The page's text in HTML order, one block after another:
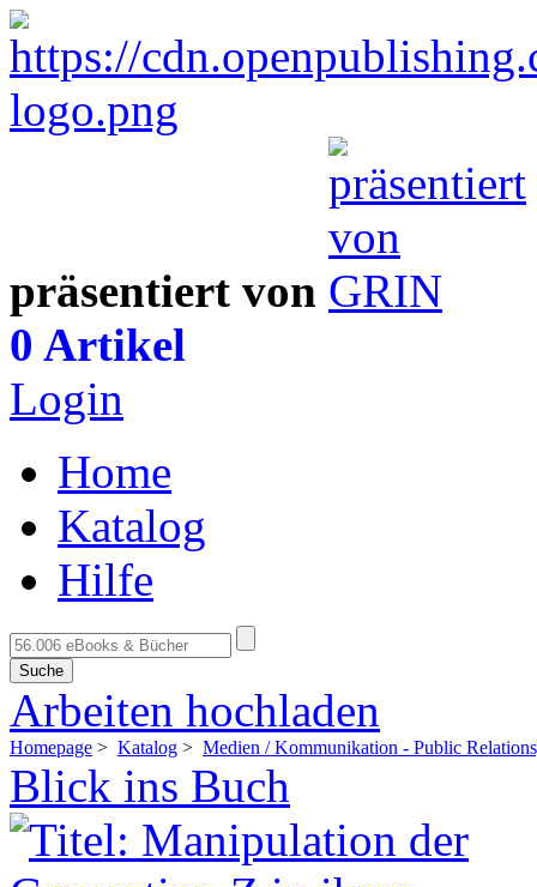
präsentiert von
0 Artikel
Login
Home
Katalog
Hilfe
Suche
Arbeiten hochladen
Homepage > Katalog > Medien / Kommunikation - Public
Blick ins Buch